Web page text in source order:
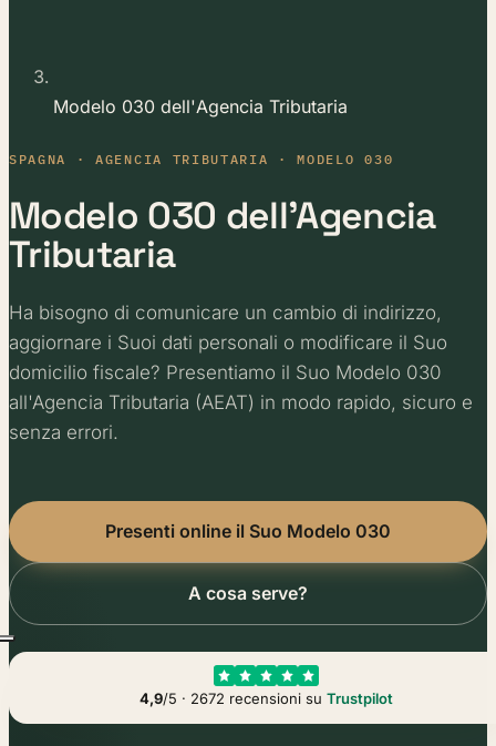
Modelo 030 dell'Agencia Tributaria
SPAGNA · AGENCIA TRIBUTARIA · MODELO 030
Modelo 030 dell'Agencia
Tributaria
Ha bisogno di comunicare un cambio di indirizzo,
aggiornare i Suoi dati personali o modificare il Suo
domicilio fiscale? Presentiamo il Suo Modelo 030
all'Agencia Tributaria (AEAT) in modo rapido, sicuro e
senza errori.
Presenti online il Suo Modelo 030
A cosa serve?
4,9/5 · 2672 recensioni su Trustpilot